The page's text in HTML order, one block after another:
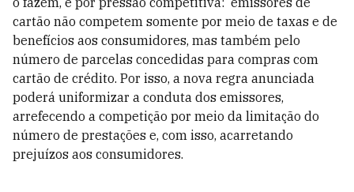
cartão não competem somente por meio de taxas e de
benefícios aos consumidores, mas também pelo
número de parcelas concedidas para compras com
cartão de crédito. Por isso, a nova regra anunciada
poderá uniformizar a conduta dos emissores,
arrefecendo a competição por meio da limitação do
número de prestações e, com isso, acarretando
prejuízos aos consumidores.